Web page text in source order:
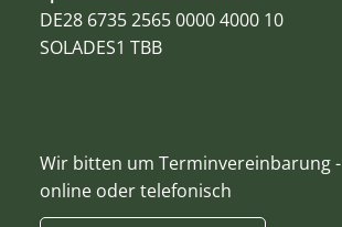
DE28 6735 2565 0000 4000 10
SOLADES1 TBB
Wir bitten um Terminvereinbarung -
online oder telefonisch